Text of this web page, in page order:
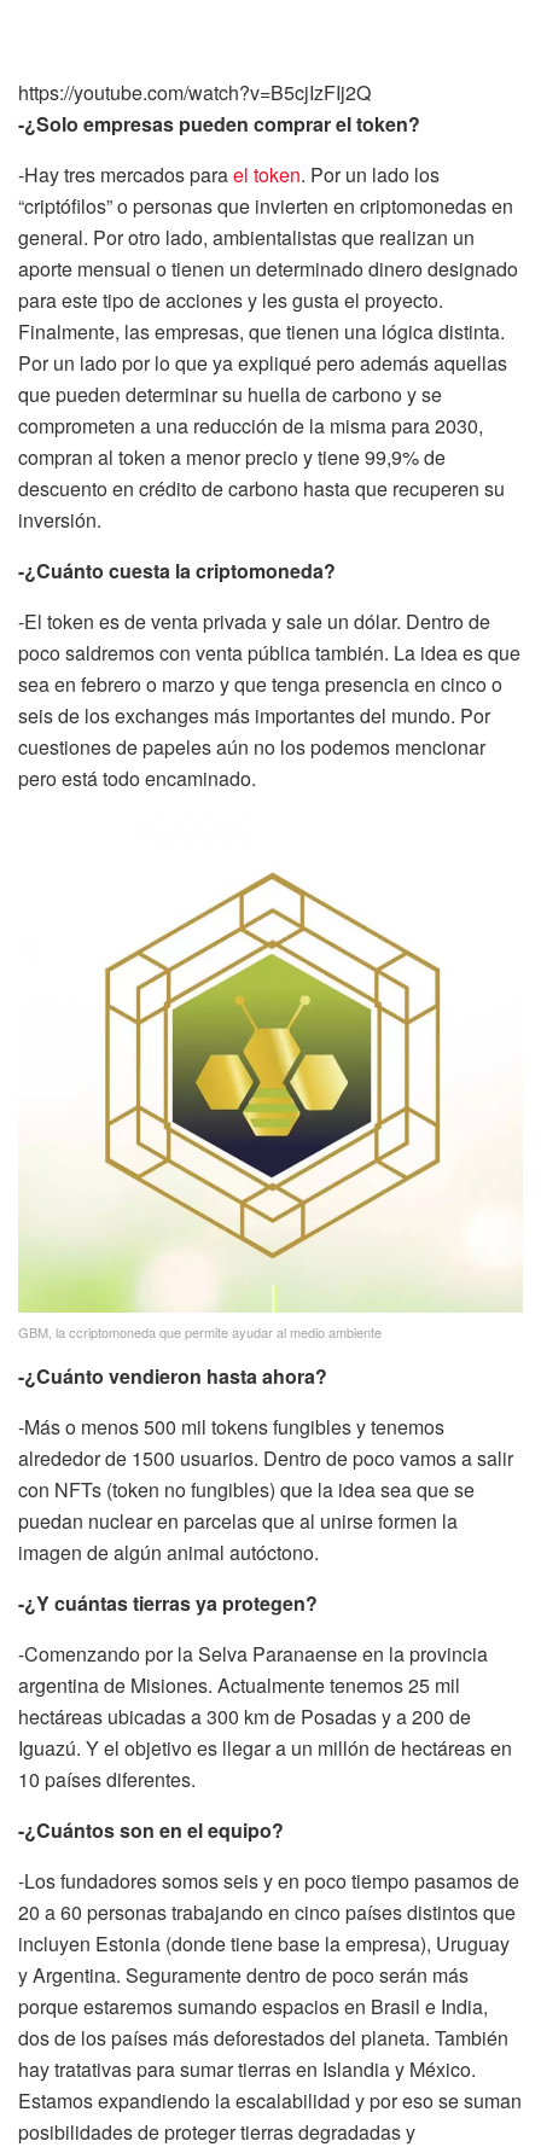
https://youtube.com/watch?v=B5cjIzFIj2Q
-¿Solo empresas pueden comprar el token?
-Hay tres mercados parael token. Por un lado los
“criptófilos” o personas que invierten en criptomonedas en
general. Por otro lado, ambientalistas que realizan un
aporte mensual o tienen un determinado dinero designado
para este tipo de acciones y les gusta el proyecto.
Finalmente, las empresas, que tienen una lógica distinta.
Por un lado por lo que ya expliqué pero además aquellas
que pueden determinar su huella de carbono y se
comprometen a una reducción de la misma para 2030,
compran al token a menor precio y tiene 99,9% de
descuento en crédito de carbono hasta que recuperen su
inversión.
-¿Cuánto cuesta la criptomoneda?
-El token es de venta privada y sale un dólar. Dentro de
poco saldremos con venta pública también. La idea es que
sea en febrero o marzo y que tenga presencia en cinco o
seis de los exchanges más importantes del mundo. Por
cuestiones de papeles aún no los podemos mencionar
pero está todo encaminado.
GBM, la ccriptomoneda que permite ayudar al medio ambiente
-¿Cuánto vendieron hasta ahora?
-Más o menos 500 mil tokens fungibles y tenemos
alrededor de 1500 usuarios. Dentro de poco vamos a salir
con NFTs (token no fungibles) que la idea sea que se
puedan nuclear en parcelas que al unirse formen la
imagen de algún animal autóctono.
-¿Y cuántas tierras ya protegen?
-Comenzando por la Selva Paranaense en la provincia
argentina de Misiones. Actualmente tenemos 25 mil
hectáreas ubicadas a 300 km de Posadas y a 200 de
Iguazú. Y el objetivo es llegar a un millón de hectáreas en
10 países diferentes.
-¿Cuántos son en el equipo?
-Los fundadores somos seis y en poco tiempo pasamos de
20 a 60 personas trabajando en cinco países distintos que
incluyen Estonia (donde tiene base la empresa), Uruguay
y Argentina. Seguramente dentro de poco serán más
porque estaremos sumando espacios en Brasil e India,
dos de los países más deforestados del planeta. También
hay tratativas para sumar tierras en Islandia y México.
Estamos expandiendo la escalabilidad y por eso se suman
posibilidades de proteger tierras degradadas y